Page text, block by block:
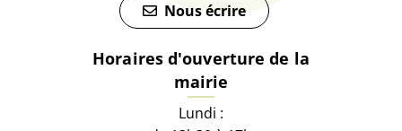
Nous écrire
Horaires d'ouverture de la
mairie
Lundi :